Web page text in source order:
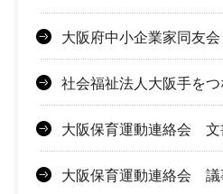
大阪府中小企業家同友
社会福祉法人大阪手を
大阪保育運動連絡会 文
大阪保育運動連絡会 議